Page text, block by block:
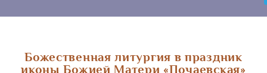
Божественная литургия в праздник
иконы Божией Матери «Почаевская»